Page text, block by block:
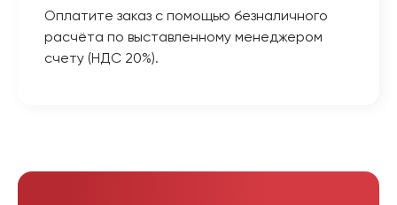
Оплатите заказ с помощью безналичного
расчёта по выставленному менеджером
счету (НДС 20%).